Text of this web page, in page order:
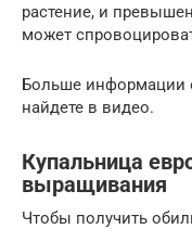
растение, и
может
Больше информации
найдете в видео.
Купальница
выращивания
Чтобы получить